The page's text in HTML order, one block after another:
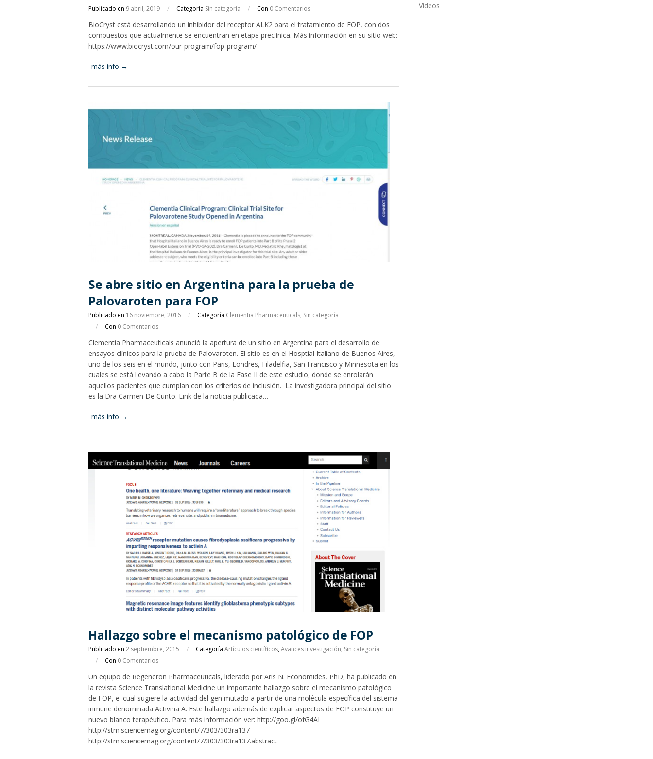
Publicado en 9 abril, 2019 / Categoría Sin categoría / Con 0 Comentarios
BioCryst está desarrollando un inhibidor del receptor ALK2 para el tratamiento de FOP, con dos
compuestos que actualmente se encuentran en etapa preclínica. Más información en su sitio web:
https://www.biocryst.com/our-program/fop-program/
más info →
Se abre sitio en Argentina para la prueba de
Palovaroten para FOP
Publicado en 16 noviembre, 2016 / Categoría Clementia Pharmaceuticals, Sin categoría
/
Con 0 Comentarios
Clementia Pharmaceuticals anunció la apertura de un sitio en Argentina para el desarrollo de
ensayos clínicos para la prueba de Palovaroten. El sitio es en el Hosptial Italiano de Buenos Aires,
uno de los seis en el mundo, junto con Paris, Londres, Filadelfia, San Francisco y Minnesota en los
cuales se está llevando a cabo la Parte B de la Fase II de este estudio, donde se enrolarán
aquellos pacientes que cumplan con los criterios de inclusión. La investigadora principal del sitio
es la Dra Carmen De Cunto. Link de la noticia publicada…
más info →
Hallazgo sobre el mecanismo patológico de FOP
Publicado en 2 septiembre, 2015 / Categoría Artículos científicos,Avances investigación, Sin categoría
/
Con 0 Comentarios
Un equipo de Regeneron Pharmaceuticals, liderado por Aris N. Economides, PhD, ha publicado en
la revista Science Translational Medicine un importante hallazgo sobre el mecanismo patológico
de FOP, el cual sugiere la actividad del gen mutado a partir de una molécula específica del sistema
inmune denominada Activina A. Este hallazgo además de explicar aspectos de FOP constituye un
nuevo blanco terapéutico. Para más información ver: http://goo.gl/ofG4AI
http://stm.sciencemag.org/content/7/303/303ra137
http://stm.sciencemag.org/content/7/303/303ra137.abstract
Videos